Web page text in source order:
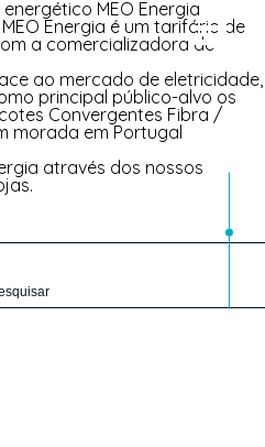
MEO Energia
Energia é um tarifário de
a comercializadora de
ao mercado de eletricidade,
principal público-alvo os
Convergentes Fibra /
morada em Portugal
através dos nossos